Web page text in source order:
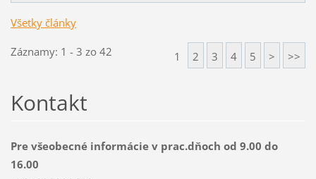
Všetky články
Záznamy: 1 - 3 zo 42 1 2 3 4 5 > >>
Kontakt
Pre všeobecné informácie v prac.dňoch od 9.00 do
16.00